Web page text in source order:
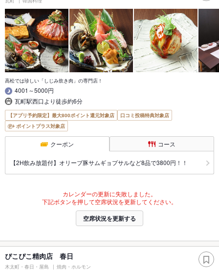
高松では珍しい「しじみ炊き肉」の専門店！
4001～5000円
瓦町駅西口より徒歩約6分
【アプリ予約限定】最大800ポイント還元対象店
口コミ投稿特典対象店
ポイントプラス対象店
クーポン コース
【2H飲み放題付】オリーブ豚サムギョプサルなど8品で3800円！！
カレンダーの更新に失敗しました。
下記ボタンを押して空席状況を更新してください。
空席状況を更新する
ぴこぴこ精肉店 春日
木太町・春日・屋島 焼肉・ホルモン